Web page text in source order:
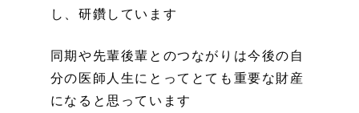
し、研鑽しています
同期や先輩後輩とのつながりは今後の自
分の医師人生にとってとても重要な財産
になると思っています